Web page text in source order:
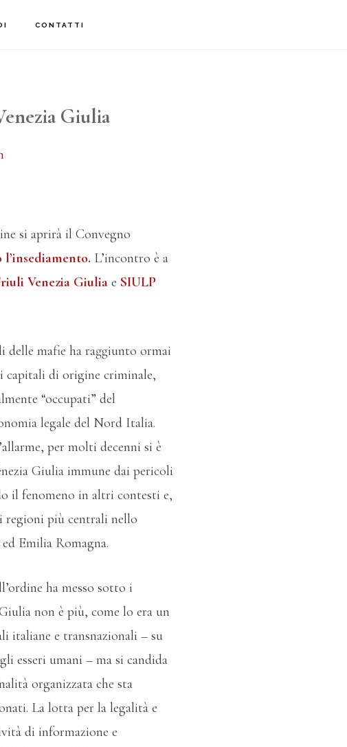
CONTATTI
Giulia
si aprirà il Convegno
L’incontro è a
Venezia Giulia e SIULP
delle mafie ha raggiunto ormai
capitali di origine criminale,
“occupati” del
legale del Nord Italia.
per molti decenni si è
Giulia immune dai pericoli
il fenomeno in altri contesti e,
regioni più centrali nello
Emilia Romagna.
ha messo sotto i
non è più, come lo era un
italiane e transnazionali – su
esseri umani – ma si candida
organizzata che sta
La lotta per la legalità e
di informazione e